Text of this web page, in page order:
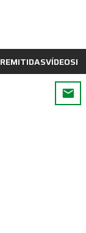
REMITIDASVÍDEOS